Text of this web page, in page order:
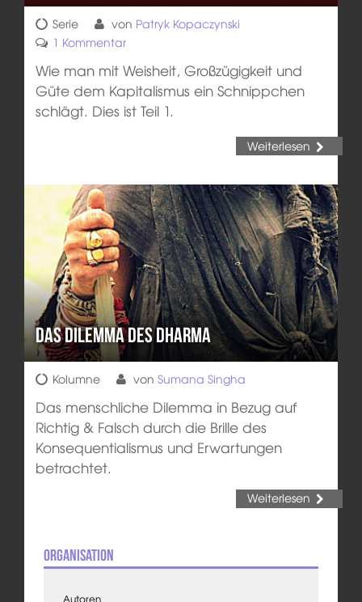
Serie von Patryk Kopaczynski
1 Kommentar
Wie man mit Weisheit, Großzügigkeit und
Güte dem Kapitalismus ein Schnippchen
schlägt. Dies ist Teil 1.
Weiterlesen
Das Dilemma des Dharma
Kolumne von Sumana Singha
Das menschliche Dilemma in Bezug auf
Richtig & Falsch durch die Brille des
Konsequentialismus und Erwartungen
betrachtet.
Weiterlesen
Organisation
Autoren